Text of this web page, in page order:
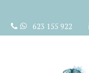
contenido
623 155 922